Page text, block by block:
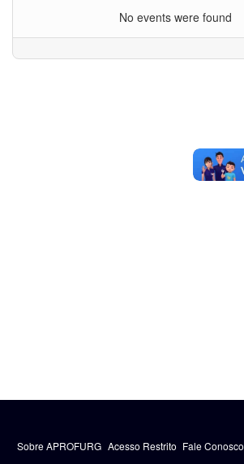
No events were found
Sobre APROFURG Acesso Restrito Fale Conosco